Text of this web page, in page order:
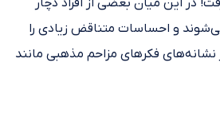
در این میان بعضی از افراد دچار
و احساسات متناقض زیادی را
فکرهای مزاحم مذهبی مانند